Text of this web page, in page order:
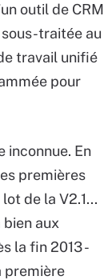
outil de CRM
traitée au
travail unifié
pour
inconnue. En
premières
de la V2.1...
aux
la fin 2013 -
première